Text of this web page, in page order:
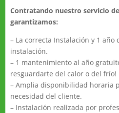
Contratando nuestro servicio
garantizamos:
– La correcta Instalación y 1 año
instalación.
– 1 mantenimiento al año
resguardarte del calor o del frío!
– Amplia disponibilidad horaria
necesidad del cliente.
– Instalación realizada por